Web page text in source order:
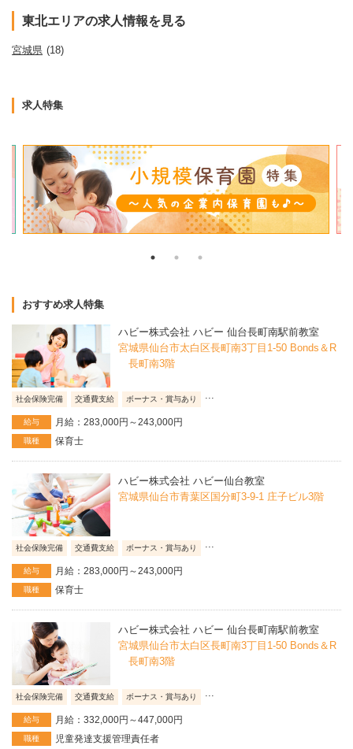
東北エリアの求人情報を見る
宮城県 (18)
求人特集
おすすめ求人特集
ハビー株式会社 ハビー 仙台長町南駅前教室
宮城県仙台市太白区長町南3丁目1-50 Bonds＆R
長町南3階
社会保険完備 交通費支給 ボーナス・賞与あり
給与 月給：283,000円～243,000円
職種 保育士
ハビー株式会社 ハビー仙台教室
宮城県仙台市青葉区国分町3-9-1 庄子ビル3階
社会保険完備 交通費支給 ボーナス・賞与あり
給与 月給：283,000円～243,000円
職種 保育士
ハビー株式会社 ハビー 仙台長町南駅前教室
宮城県仙台市太白区長町南3丁目1-50 Bonds＆R
長町南3階
社会保険完備 交通費支給 ボーナス・賞与あり
給与 月給：332,000円～447,000円
職種 児童発達支援管理責任者